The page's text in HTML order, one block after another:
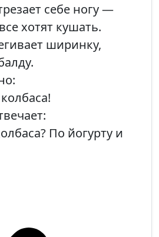
себе ногу —
хотят кушать.
ширинку,
По йогурту и